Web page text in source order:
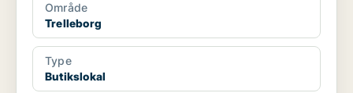
Område
Trelleborg
Type
Butikslokal